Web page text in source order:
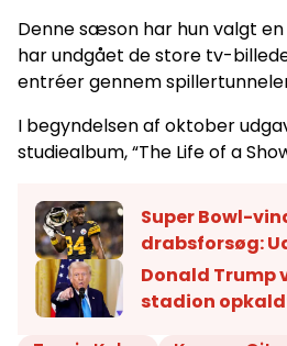
Denne sæson har hun valgt
har undgået de store tv-
entréer gennem
I begyndelsen af oktober
studiealbum, “The Life of a
Super Bowl-
drabsforsøg:
Donald Trump
stadion